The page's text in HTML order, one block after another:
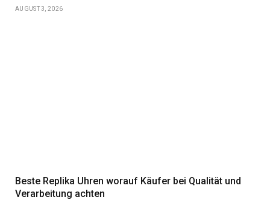
AUGUST 3, 2026
Beste Replika Uhren worauf Käufer bei Qualität und
Verarbeitung achten